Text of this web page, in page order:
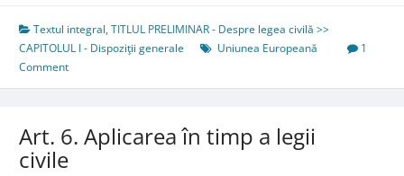
Textul integral,TITLUL PRELIMINAR - Despre legea civilă >>
CAPITOLUL I - Dispoziţii generale
Uniunea Europeană
1
Comment
Art. 6. Aplicarea în timp a legii
civile